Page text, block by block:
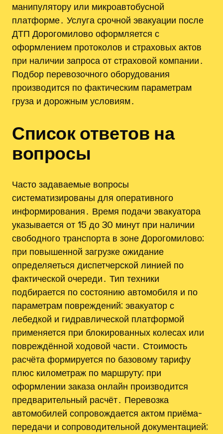
манипулятору или микроавтобусной
платформе․ Услуга срочной эвакуации после
ДТП Дорогомилово оформляется с
оформлением протоколов и страховых актов
при наличии запроса от страховой компании․
Подбор перевозочного оборудования
производится по фактическим параметрам
груза и дорожным условиям․
Список ответов на
вопросы
Часто задаваемые вопросы
систематизированы для оперативного
информирования․ Время подачи эвакуатора
указывается от 15 до 30 минут при наличии
свободного транспорта в зоне Дорогомилово;
при повышенной загрузке ожидание
определяеться диспетчерской линией по
фактической очереди․ Тип техники
подбирается по состоянию автомобиля и по
параметрам повреждений; эвакуатор с
лебедкой и гидравлической платформой
применяется при блокированных колесах или
повреждённой ходовой части․ Стоимость
расчёта формируется по базовому тарифу
плюс километраж по маршруту; при
оформлении заказа онлайн производится
предварительный расчёт․ Перевозка
автомобилей сопровождается актом приёма-
передачи и сопроводительной документацией;